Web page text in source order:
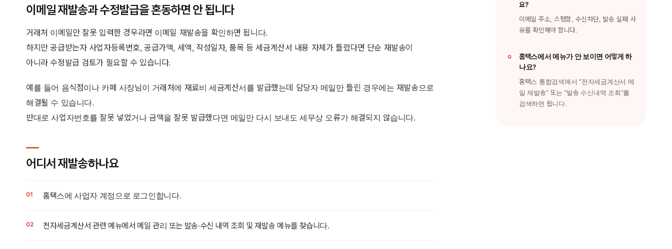
이메일 재발송과 수정발급을 혼동하면 안 됩니다
거래처 이메일만 잘못 입력한 경우라면 이메일 재발송을 확인하면 됩니다.
하지만 공급받는자 사업자등록번호, 공급가액, 세액, 작성일자, 품목 등 세금계산서 내용 자체가 틀렸다면 단순 재발송이
아니라 수정발급 검토가 필요할 수 있습니다.
예를 들어 음식점이나 카페 사장님이 거래처에 재료비 세금계산서를 발급했는데 담당자 메일만 틀린 경우에는 재발송으로
해결될 수 있습니다.
반대로 사업자번호를 잘못 넣었거나 금액을 잘못 발급했다면 메일만 다시 보내도 세무상 오류가 해결되지 않습니다.
어디서 재발송하나요
홈택스에 사업자 계정으로 로그인합니다.
전자세금계산서 관련 메뉴에서 메일 관리 또는 발송·수신 내역 조회 및 재발송 메뉴를 찾습니다.
요?
이메일 주소, 스팸함, 수신차단, 발송 실패 사
유를 확인해야 합니다.
홈택스에서 메뉴가 안 보이면 어떻게 하
나요?
홈택스 통합검색에서 “전자세금계산서 메
일 재발송” 또는 “발송 수신내역 조회”를
검색하면 됩니다.